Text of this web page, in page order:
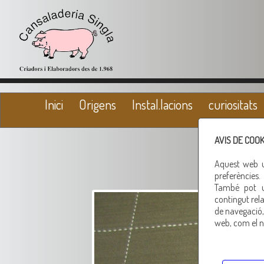
AVIS DE
Aquest web
preferències.
També pot
contingut
de
web, com el
Inici Origens Instal.lacions curiositats